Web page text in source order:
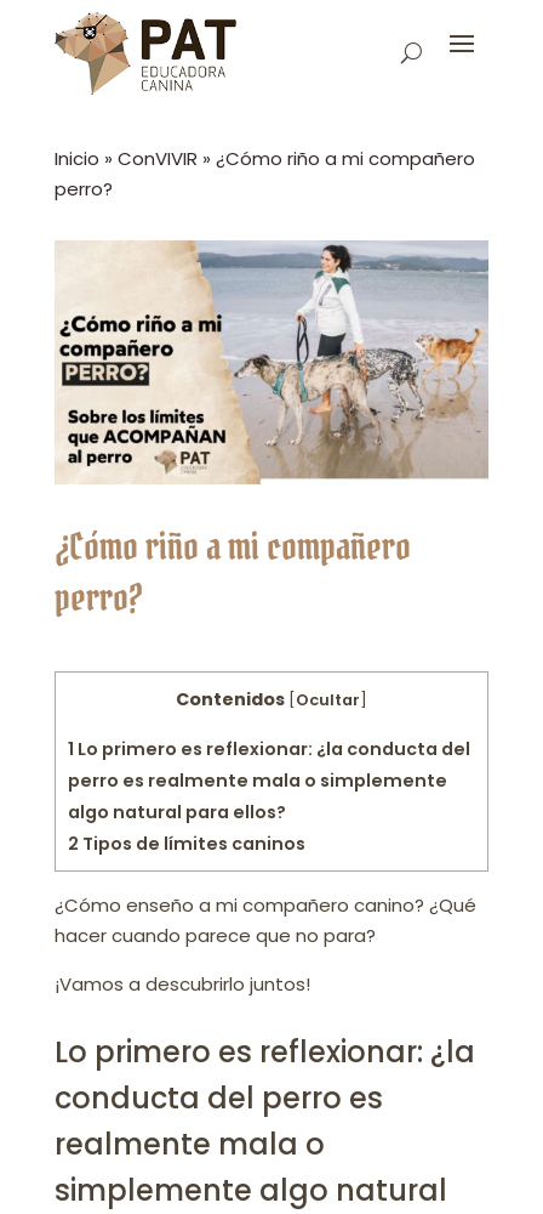
Inicio » ConVIVIR » ¿Cómo riño a mi compañero
perro?
¿Cómo riño a mi compañero
perro?
Contenidos Ocultar
1 Lo primero es reflexionar: ¿la conducta del
perro es realmente mala o simplemente
algo natural para ellos?
2 Tipos de límites caninos
¿Cómo enseño a mi compañero canino? ¿Qué
hacer cuando parece que no para?
¡Vamos a descubrirlo juntos!
Lo primero es reflexionar: ¿la
conducta del perro es
realmente mala o
simplemente algo natural